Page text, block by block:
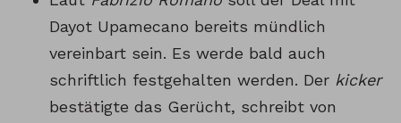
Dayot Upamecano bereits mündlich
vereinbart sein. Es werde bald auch
schriftlich festgehalten werden. Der kicker
bestätigte das Gerücht, schreibt von